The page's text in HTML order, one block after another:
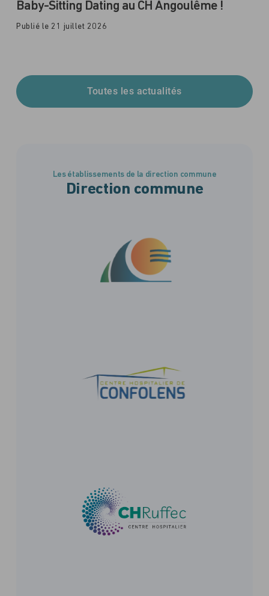
Baby-Sitting Dating au CH Angoulême !
Publié le 21 juillet 2026
Toutes les actualités
Les établissements de la direction commune
Direction commune